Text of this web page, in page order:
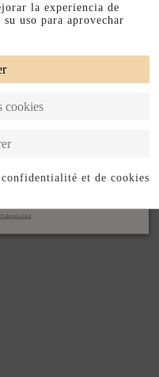
la experiencia de
uso para aprovechar
cookies
et de cookies